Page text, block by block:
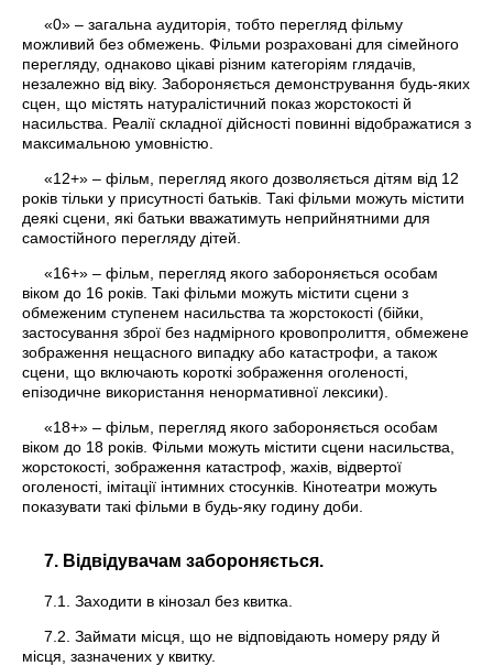
«0» – загальна аудиторія, тобто перегляд фільму
можливий без обмежень. Фільми розраховані для сімейного
перегляду, однаково цікаві різним категоріям глядачів,
незалежно від віку. Забороняється демонстрування будь-яких
сцен, що містять натуралістичний показ жорстокості й
насильства. Реалії складної дійсності повинні відображатися з
максимальною умовністю.
«12+» – фільм, перегляд якого дозволяється дітям від 12
років тільки у присутності батьків. Такі фільми можуть містити
деякі сцени, які батьки вважатимуть неприйнятними для
самостійного перегляду дітей.
«16+» – фільм, перегляд якого забороняється особам
віком до 16 років. Такі фільми можуть містити сцени з
обмеженим ступенем насильства та жорстокості (бійки,
застосування зброї без надмірного кровопролиття, обмежене
зображення нещасного випадку або катастрофи, а також
сцени, що включають короткі зображення оголеності,
епізодичне використання ненормативної лексики).
«18+» – фільм, перегляд якого забороняється особам
віком до 18 років. Фільми можуть містити сцени насильства,
жорстокості, зображення катастроф, жахів, відвертої
оголеності, імітації інтимних стосунків. Кінотеатри можуть
показувати такі фільми в будь-яку годину доби.
7. Відвідувачам забороняється.
7.1. Заходити в кінозал без квитка.
7.2. Займати місця, що не відповідають номеру ряду й
місця, зазначених у квитку.